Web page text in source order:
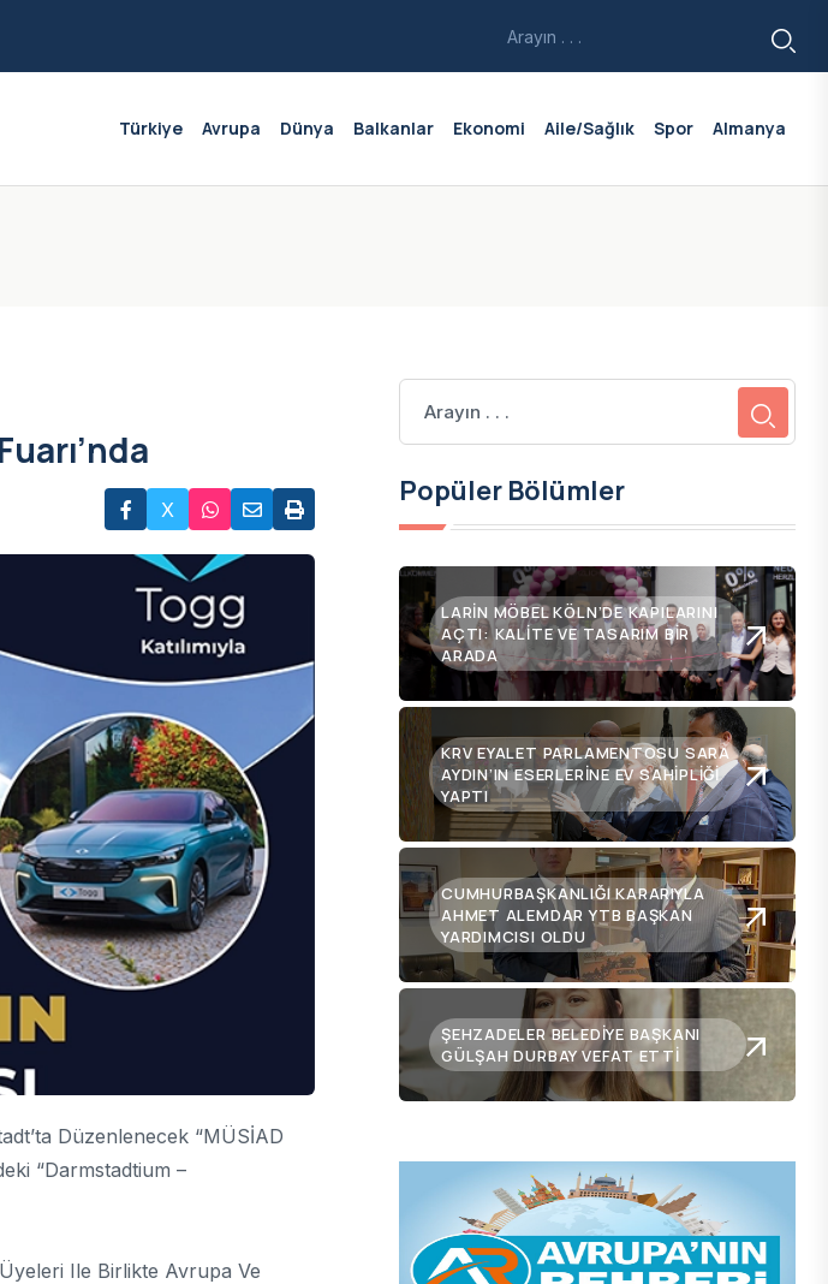
Türkiye Avrupa Dünya Balkanlar Ekonomi Aile/Sağlık Spor Almanya
X
Düzenlenecek “MÜSİAD
“Darmstadtium –
Ile Birlikte Avrupa Ve
Popüler Bölümler
LARIN MÖBEL KÖLN’DE KAPILARINI
AÇTI: KALITE VE TASARIM BIR
ARADA
KRV EYALET PARLAMENTOSU SARA
AYDIN’IN ESERLERINE EV SAHIPLIĞI
YAPTI
CUMHURBAŞKANLIĞI KARARIYLA
AHMET ALEMDAR YTB BAŞKAN
YARDIMCISI OLDU
ŞEHZADELER BELEDIYE BAŞKANI
GÜLŞAH DURBAY VEFAT ETTI